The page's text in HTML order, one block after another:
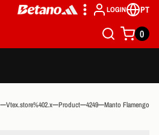
LOGIN PT
0
Vtex.store%402.x Product 4249 Manto Flamengo